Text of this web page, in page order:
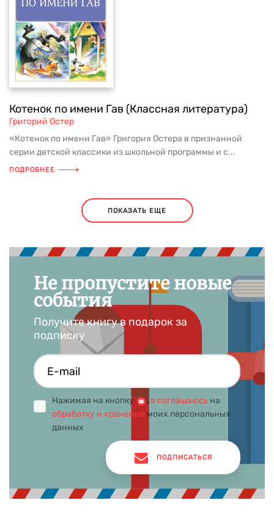
Котенок по имени Гав (Классная литература)
Григорий Остер
«Котенок по имени Гав» Григория Остера в признанной
серии детской классики из школьной программы и с...
ПОДРОБНЕЕ
ПОКАЗАТЬ ЕЩЕ
Не пропустите новые
события
Получите книгу в подарок за
подписку
Нажимая на кнопку , я соглашаюсь на
обработку и хранение моих персональных
данных
ПОДПИСАТЬСЯ